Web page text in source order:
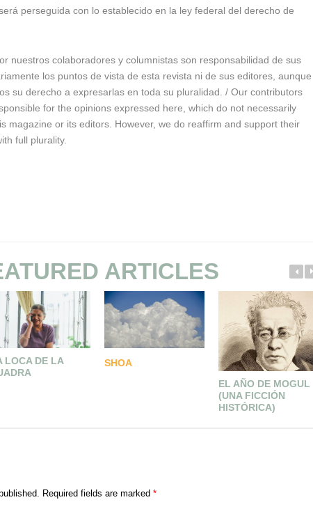
perseguida con lo establecido en la ley federal del derecho de
nuestros colaboradores y columnistas son responsabilidad de sus
los puntos de vista de esta revista ni de sus editores, aunque
su derecho a expresarlas en toda su pluralidad. / Our contributors
for the opinions expressed here, which do not necessarily
magazine or its editors. However, we do reaffirm and support their
full plurality.
ARTICLES
LOCA DE LA
SHOA
EL AÑO DE MOGUL
(UNA FICCIÓN
HISTÓRICA)
Required fields are marked *